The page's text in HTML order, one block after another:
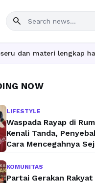
search
hanya di
NOW
LIFESTYLE
Waspada Rayap di
Kenali Tanda,
Cara Mencegahnya
KOMUNITAS
Partai Gerakan